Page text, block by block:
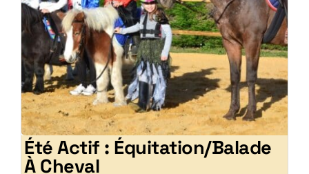
Été Actif : Équitation/Balade
À Cheval